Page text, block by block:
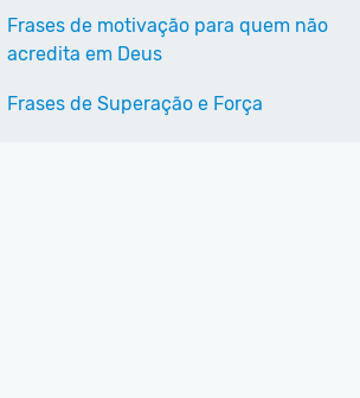
Frases de motivação para quem não
acredita em Deus
Frases de Superação e Força